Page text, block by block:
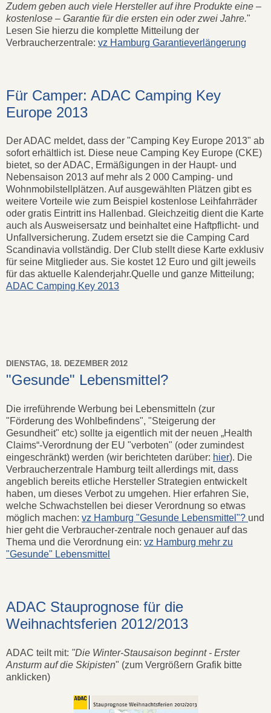
Zudem geben auch viele Hersteller auf ihre Produkte eine –
kostenlose – Garantie für die ersten ein oder zwei Jahre."
Lesen Sie hierzu die komplette Mitteilung der
Verbraucherzentrale: vz Hamburg Garantieverlängerung
Für Camper: ADAC Camping Key
Europe 2013
Der ADAC meldet, dass der "Camping Key Europe 2013" ab
sofort erhältlich ist. Diese neue Camping Key Europe (CKE)
bietet, so der ADAC, Ermäßigungen in der Haupt- und
Nebensaison 2013 auf mehr als 2 000 Camping- und
Wohnmobilstellplätzen. Auf ausgewählten Plätzen gibt es
weitere Vorteile wie zum Beispiel kostenlose Leihfahrräder
oder gratis Eintritt ins Hallenbad. Gleichzeitig dient die Karte
auch als Ausweisersatz und beinhaltet eine Haftpflicht- und
Unfallversicherung. Zudem ersetzt sie die Camping Card
Scandinavia vollständig. Der Club stellt diese Karte exklusiv
für seine Mitglieder aus. Sie kostet 12 Euro und gilt jeweils
für das aktuelle Kalenderjahr.Quelle und ganze Mitteilung;
ADAC Camping Key 2013
DIENSTAG, 18. DEZEMBER 2012
"Gesunde" Lebensmittel?
Die irreführende Werbung bei Lebensmitteln (zur
"Förderung des Wohlbefindens", "Steigerung der
Gesundheit" etc) sollte ja eigentlich mit der neuen „Health
Claims“-Verordnung der EU "verboten" (oder zumindest
eingeschränkt) werden (wir berichteten darüber: hier). Die
Verbraucherzentrale Hamburg teilt allerdings mit, dass
angeblich bereits etliche Hersteller Strategien entwickelt
haben, um dieses Verbot zu umgehen. Hier erfahren Sie,
welche Schwachstellen bei dieser Verordnung so etwas
möglich machen: vz Hamburg "Gesunde Lebensmittel"? und
hier geht die Verbraucher-zentrale noch genauer auf das
Thema und die Verordnung ein: vz Hamburg mehr zu
"Gesunde" Lebensmittel
ADAC Stauprognose für die
Weihnachtsferien 2012/2013
ADAC teilt mit: "Die Winter-Stausaison beginnt - Erster
Ansturm auf die Skipisten" (zum Vergrößern Grafik bitte
anklicken)